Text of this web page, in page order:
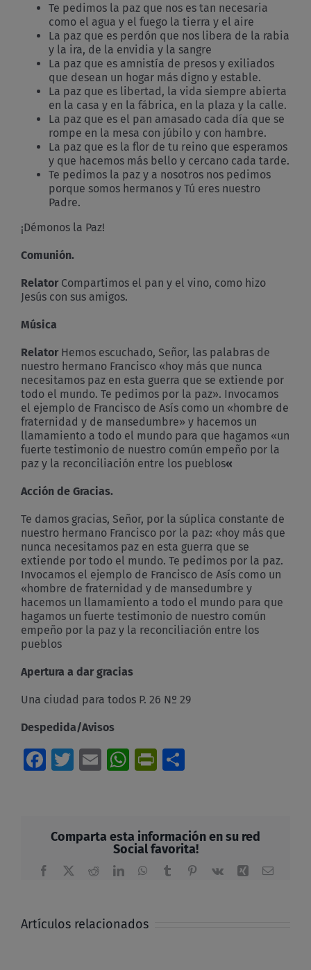
Te pedimos la paz que nos es tan necesaria
como el agua y el fuego la tierra y el aire
La paz que es perdón que nos libera de la rabia
y la ira, de la envidia y la sangre
La paz que es amnistía de presos y exiliados
que desean un hogar más digno y estable.
La paz que es libertad, la vida siempre abierta
en la casa y en la fábrica, en la plaza y la calle.
La paz que es el pan amasado cada día que se
rompe en la mesa con júbilo y con hambre.
La paz que es la flor de tu reino que esperamos
y que hacemos más bello y cercano cada tarde.
Te pedimos la paz y a nosotros nos pedimos
porque somos hermanos y Tú eres nuestro
Padre.
¡Démonos la Paz!
Comunión.
Relator Compartimos el pan y el vino, como hizo
Jesús con sus amigos.
Música
RelatorHemos escuchado, Señor, las palabras de
nuestro hermano Francisco «hoy más que nunca
necesitamos paz en esta guerra que se extiende por
todo el mundo. Te pedimos por la paz». Invocamos
el ejemplo de Francisco de Asís como un «hombre de
fraternidad y de mansedumbre» y hacemos un
llamamiento a todo el mundo para que hagamos «un
fuerte testimonio de nuestro común empeño por la
paz y la reconciliación entre los pueblos«
Acción de Gracias.
Te damos gracias, Señor, por la súplica constante de
nuestro hermano Francisco por la paz: «hoy más que
nunca necesitamos paz en esta guerra que se
extiende por todo el mundo. Te pedimos por la paz.
Invocamos el ejemplo de Francisco de Asís como un
«hombre de fraternidad y de mansedumbre y
hacemos un llamamiento a todo el mundo para que
hagamos un fuerte testimonio de nuestro común
empeño por la paz y la reconciliación entre los
pueblos
Apertura a dar gracias
Una ciudad para todos P. 26 Nº 29
Despedida/Avisos
Facebook
Twitter
EmailWhatsApp
PrintFriendly
Comparta esta información en su red
Social favorita!
Facebook RedditLinkedInWhatsApp
Tumblr Pinterest
Vk Xing Correo
Artículos relacionados